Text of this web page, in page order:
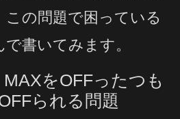
の問題で困っている
書いてみます。
をOFFったつも
られる問題